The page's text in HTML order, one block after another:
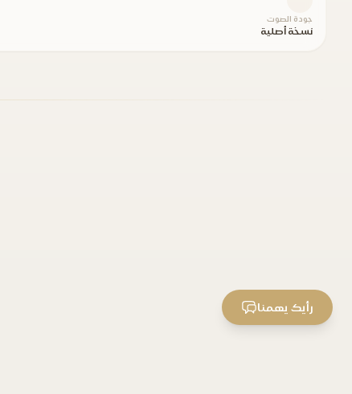
جودة الصوت
نسخة أصلية
رأيك يهمنا